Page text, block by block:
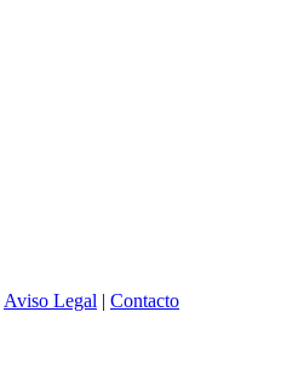
Aviso Legal | Contacto